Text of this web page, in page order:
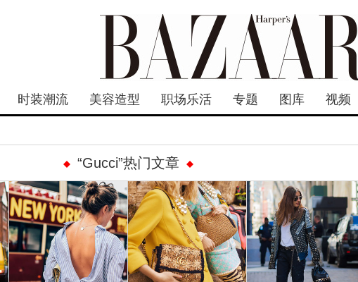
时装潮流 美容造型 职场乐活 专题 图库 视频
“Gucci”热门文章